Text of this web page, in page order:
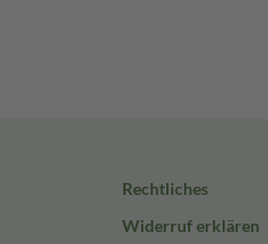
Rechtliches
Widerruf erklären